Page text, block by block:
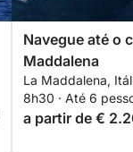
Navegue até o
Maddalena
La Maddalena,
8h30 · Até 6
a partir de €